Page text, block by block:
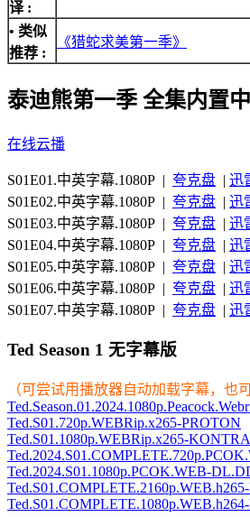
译 :
• 类似
推荐 :
《猎蛇求美第一季》
泰迪熊第一季 全集内置
在线云播
S01E01.中英字幕.1080P | 夸克盘 | 迅
S01E02.中英字幕.1080P | 夸克盘 | 迅
S01E03.中英字幕.1080P | 夸克盘 | 迅
S01E04.中英字幕.1080P | 夸克盘 | 迅
S01E05.中英字幕.1080P | 夸克盘 | 迅
S01E06.中英字幕.1080P | 夸克盘 | 迅
S01E07.中英字幕.1080P | 夸克盘 | 迅
Ted Season 1 无字幕版
（可尝试用播放器自动加载字幕，也
Ted.S01.720p.WEBRip.x265-PROTON
Ted.S01.1080p.WEBRip.x265-
Ted.2024.S01.1080p.PCOK.WEB-